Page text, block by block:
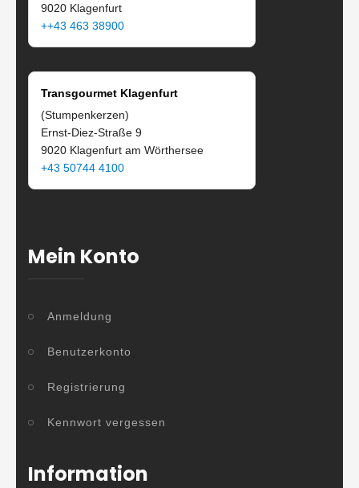
9020 Klagenfurt
++43 463 38900
Transgourmet Klagenfurt
(Stumpenkerzen)
Ernst-Diez-Straße 9
9020 Klagenfurt am Wörthersee
+43 50744 4100
Mein Konto
Anmeldung
Benutzerkonto
Registrierung
Kennwort vergessen
Information